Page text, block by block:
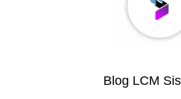
Blog LCM